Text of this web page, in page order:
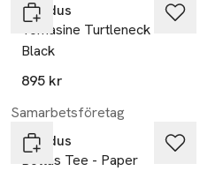
Residus
Tomasine Turtleneck -
Black
895 kr
Samarbetsföretag
Residus
Bottas Tee - Paper